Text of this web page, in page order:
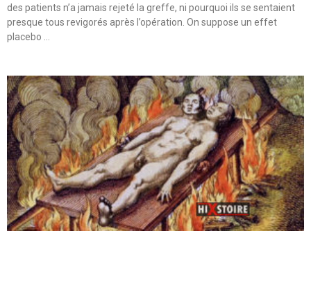
des patients n’a jamais rejeté la greffe, ni pourquoi ils se sentaient
presque tous revigorés après l’opération. On suppose un effet
placebo …